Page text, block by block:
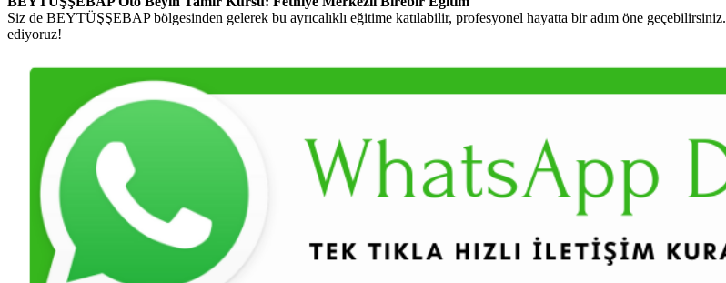
Siz de BEYTÜŞŞEBAP bölgesinden gelerek bu ayrıcalıklı eğitime katılabilir, profesyonel hayatta bir adım öne geçebilirsiniz.
ediyoruz!